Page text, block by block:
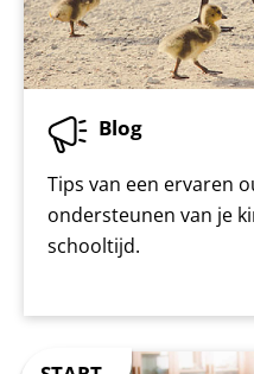
Blog
Tips van een ervaren
ondersteunen van je
schooltijd.